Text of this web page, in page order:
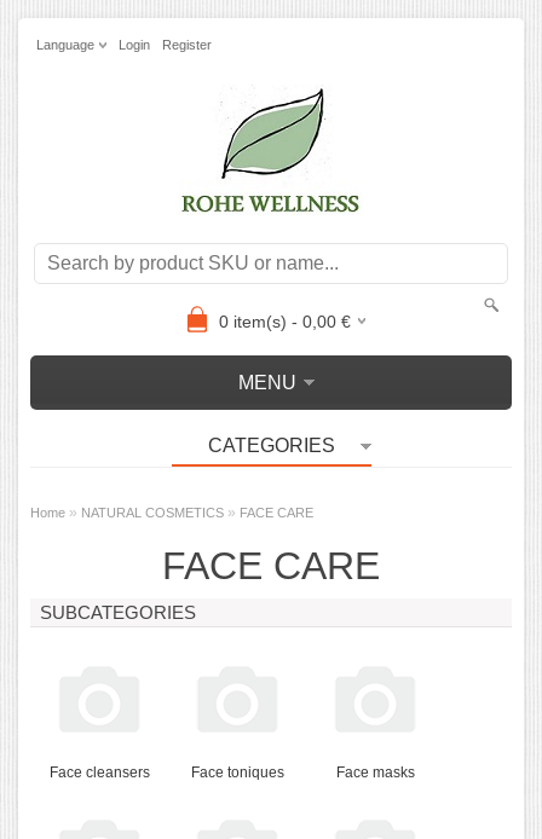
Language Login Register
0item(s) - 0,00€
MENU
CATEGORIES
Home » NATURAL COSMETICS » FACE CARE
FACE CARE
SUBCATEGORIES
Face cleansers Face toniques Face masks